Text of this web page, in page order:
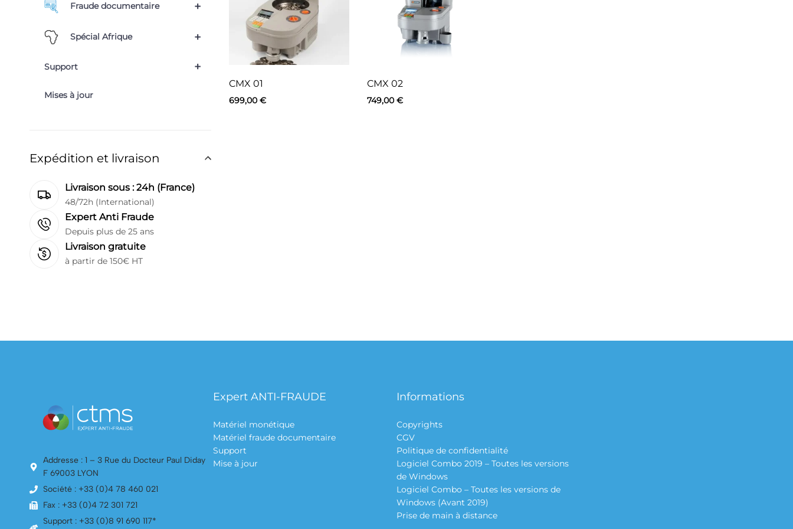
CMX 01
699,00€
CMX 02
749,00€
+
Fraude documentaire
+
Spécial Afrique
+
Support
Mises à jour
Expédition et livraison
Livraison sous : 24h (France)
48/72h (International)
Expert Anti Fraude
Depuis plus de 25 ans
Livraison gratuite
à partir de 150€ HT
Addresse : 1 – 3 Rue du Docteur Paul Diday
F 69003 LYON
Société : +33 (0)4 78 460 021
Fax : +33 (0)4 72 301 721
Support : +33 (0)8 91 690 117*
Expert ANTI-FRAUDE
Matériel monétique
Matériel fraude documentaire
Support
Mise à jour
Informations
Copyrights
CGV
Politique de confidentialité
Logiciel Combo 2019 – Toutes les versions
de Windows
Logiciel Combo – Toutes les versions de
Windows (Avant 2019)
Prise de main à distance